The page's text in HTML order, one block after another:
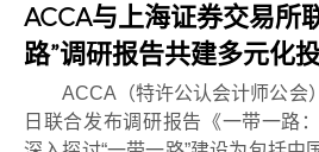
ACCA与上海证券交易所
路”调研报告共建多元化
ACCA （特许公认会计师公
日联合发布调研报告《一带一路